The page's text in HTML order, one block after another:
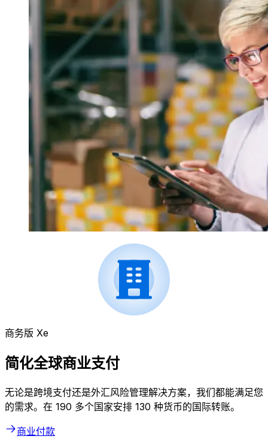
商务版 Xe
简化全球商业支付
无论是跨境支付还是外汇风险管理解决方案，我们都能满足您
的需求。在 190 多个国家安排 130 种货币的国际转账。
商业付款